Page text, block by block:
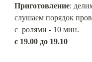
Приготовление:
слушаем порядок
с 19.00 до 19.10